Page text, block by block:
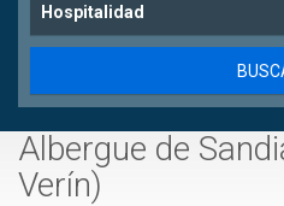
Hospitalidad
Albergue de
Verín)